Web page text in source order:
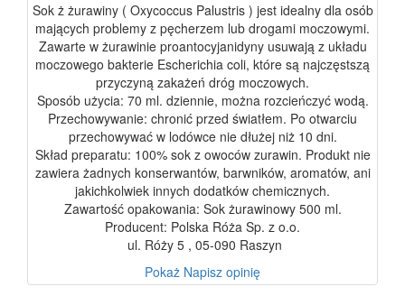
Sok ż żurawiny ( Oxycoccus Palustris ) jest idealny dla osób
mających problemy z pęcherzem lub drogami moczowymi.
Zawarte w żurawinie proantocyjanidyny usuwają z układu
moczowego bakterie Escherichia coli, które są najczęstszą
przyczyną zakażeń dróg moczowych.
Sposób użycia: 70 ml. dziennie, można rozcieńczyć wodą.
Przechowywanie: chronić przed światłem. Po otwarciu
przechowywać w lodówce nie dłużej niż 10 dni.
Skład preparatu: 100% sok z owoców zurawin. Produkt nie
zawiera żadnych konserwantów, barwników, aromatów, ani
jakichkolwiek innych dodatków chemicznych.
Zawartość opakowania: Sok żurawinowy 500 ml.
Producent: Polska Róża Sp. z o.o.
ul. Róży 5 , 05-090 Raszyn
Pokaż Napisz opinię